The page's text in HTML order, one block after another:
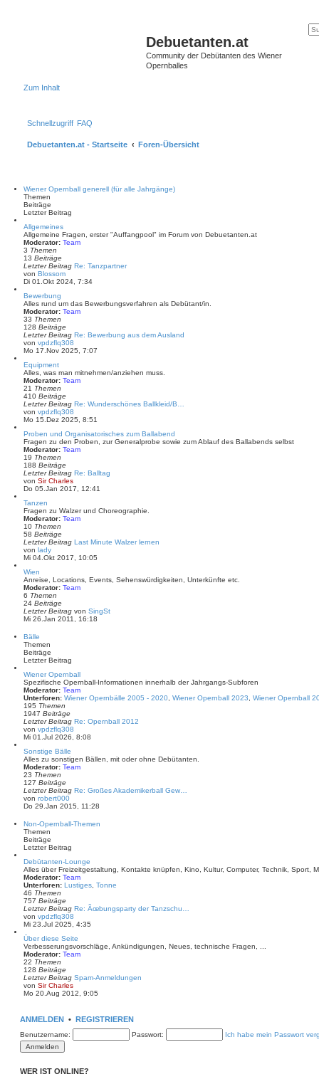
Debuetanten.at
Community der Debütanten des Wiener
Opernballes
Zum Inhalt
Schnellzugriff FAQ
Debuetanten.at - Startseite Foren-Übersicht
Wiener Opernball generell (für alle Jahrgänge)
Themen
Beiträge
Letzter Beitrag
Allgemeines
Allgemeine Fragen, erster "Auffangpool" im Forum von Debuetanten.at
Moderator: Team
3 Themen
13 Beiträge
Letzter Beitrag Re: Tanzpartner
von BlossomN
e
s
t
r
B
e
i
a
g
Di 01.Okt 2024, 7:34
Bewerbung
Alles rund um das Bewerbungsverfahren als Debütant/in.
Moderator: Team
33 Themen
128 Beiträge
Letzter Beitrag Re: Bewerbung aus dem Ausland
von vpdzflq308
e
s
t
B
i
r
a
g
Mo 17.Nov 2025, 7:07
Equipment
Alles, was man mitnehmen/anziehen muss.
Moderator: Team
21 Themen
410 Beiträge
Letzter Beitrag Re: Wunderschönes Ballkleid/B…
von vpdzflq308
e
e
s
t
B
i
a
g
Mo 15.Dez 2025, 8:51
Proben und Organisatorisches zum Ballabend
Fragen zu den Proben, zur Generalprobe sowie zum Ablauf des Ballabends selbst
Moderator: Team
19 Themen
188 Beiträge
Letzter Beitrag Re: Balltag
von Sir CharlesN
e
s
t
B
i
a
g
Do 05.Jan 2017, 12:41
Tanzen
Fragen zu Walzer und Choreographie.
Moderator: Team
10 Themen
58 Beiträge
Letzter Beitrag Last Minute Walzer lernen
von ladyN
e
s
t
e
r
B
e
g
Mi 04.Okt 2017, 10:05
Wien
Anreise, Locations, Events, Sehenswürdigkeiten, Unterkünfte etc.
Moderator: Team
6 Themen
24 Beiträge
Letzter Beitrag von SingStN
e
t
g
Mi 26.Jan 2011, 16:18
Bälle
Themen
Beiträge
Letzter Beitrag
Wiener Opernball
Spezifische Opernball-Informationen innerhalb der Jahrgangs-Subforen
Moderator: Team
Unterforen: Wiener Opernbälle 2005 - 2020 Wiener Opernball 2023
Wiener Opernball
195 Themen
1947 Beiträge
Letzter Beitrag Re: Opernball 2012
von vpdzflq308
e
s
t
B
i
r
Mi 01.Jul 2026, 8:08
Sonstige Bälle
Alles zu sonstigen Bällen, mit oder ohne Debütanten.
Moderator: Team
23 Themen
127 Beiträge
Letzter Beitrag Re: Großes Akademikerball Gew…
von robert000N
e
e
s
r
B
e
i
t
g
Do 29.Jan 2015, 11:28
Non-Opernball-Themen
Themen
Beiträge
Letzter Beitrag
Debütanten-Lounge
Alles über Freizeitgestaltung, Kontakte knüpfen, Kino, Kultur, Computer, Technik, Sport,
Moderator: Team
Unterforen: Lustiges Tonne
46 Themen
757 Beiträge
Letzter Beitrag Re: Ãœbungsparty der Tanzschu…
von vpdzflq308
e
e
s
t
B
i
a
Mi 23.Jul 2025, 4:35
Über diese Seite
Verbesserungsvorschläge, Ankündigungen, Neues, technische Fragen, ...
Moderator: Team
22 Themen
128 Beiträge
Letzter Beitrag Spam-Anmeldungen
von Sir CharlesN
e
s
e
r
t
Mo 20.Aug 2012, 9:05
ANMELDEN • REGISTRIEREN
Benutzername: Passwort: Ich habe mein Passwort
WER IST ONLINE?